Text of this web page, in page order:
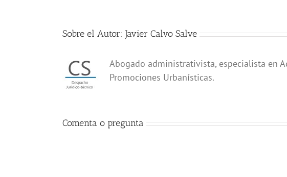
Sobre el Autor: Javier Calvo Salve
Abogado administrativista, especialista en
Promociones Urbanísticas.
Comenta o pregunta